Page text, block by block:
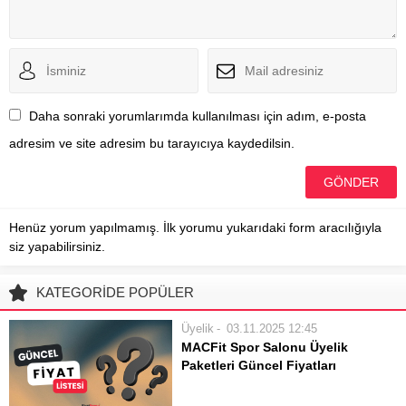
Daha sonraki yorumlarımda kullanılması için adım, e-posta
adresim ve site adresim bu tarayıcıya kaydedilsin.
Henüz yorum yapılmamış. İlk yorumu yukarıdaki form aracılığıyla
siz yapabilirsiniz.
KATEGORİDE POPÜLER
Üyelik 03.11.2025 12:45
MACFit Spor Salonu Üyelik
Paketleri Güncel Fiyatları